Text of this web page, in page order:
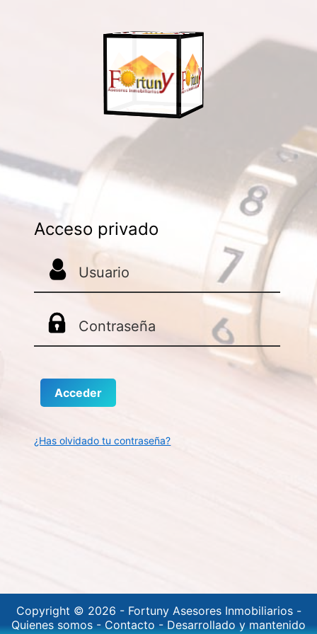
Acceso privado
¿Has olvidado tu contraseña?
Copyright © 2026 - Fortuny Asesores Inmobiliarios -
Quienes somos - Contacto - Desarrollado y mantenido